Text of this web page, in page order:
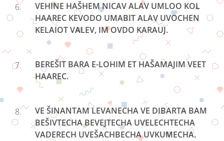
VEHINE HAŠHEM NICAV ALAV UMLOO KOL
HAAREC KEVODO UMABIT ALAV UVOCHEN
KELAIOT VALEV, IM OVDO KARAUJ.
BEREŠIT BARA E-LOHIM ET HAŠAMAJIM VEET
HAAREC.
VE ŠINANTAM LEVANECHA VE DIBARTA BAM
BEŠIVTECHA BEVEJTECHA UVELECHTECHA
VADERECH UVEŠACHBECHA UVKUMECHA.